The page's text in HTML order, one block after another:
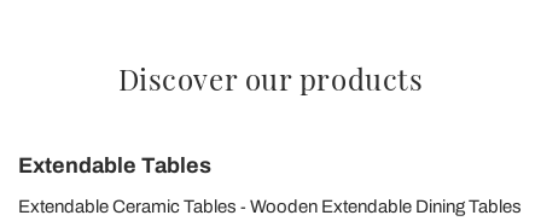
Discover our products
Extendable Tables
Extendable Ceramic Tables
Wooden Extendable Dining Tables